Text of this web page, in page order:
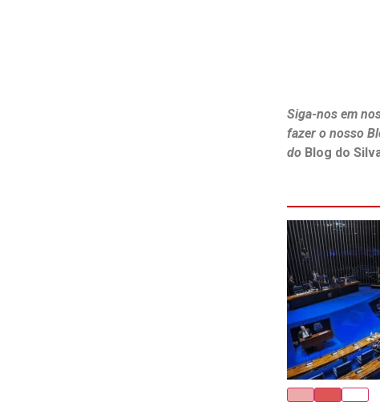
Siga-nos em
fazer o nosso
doBlog do